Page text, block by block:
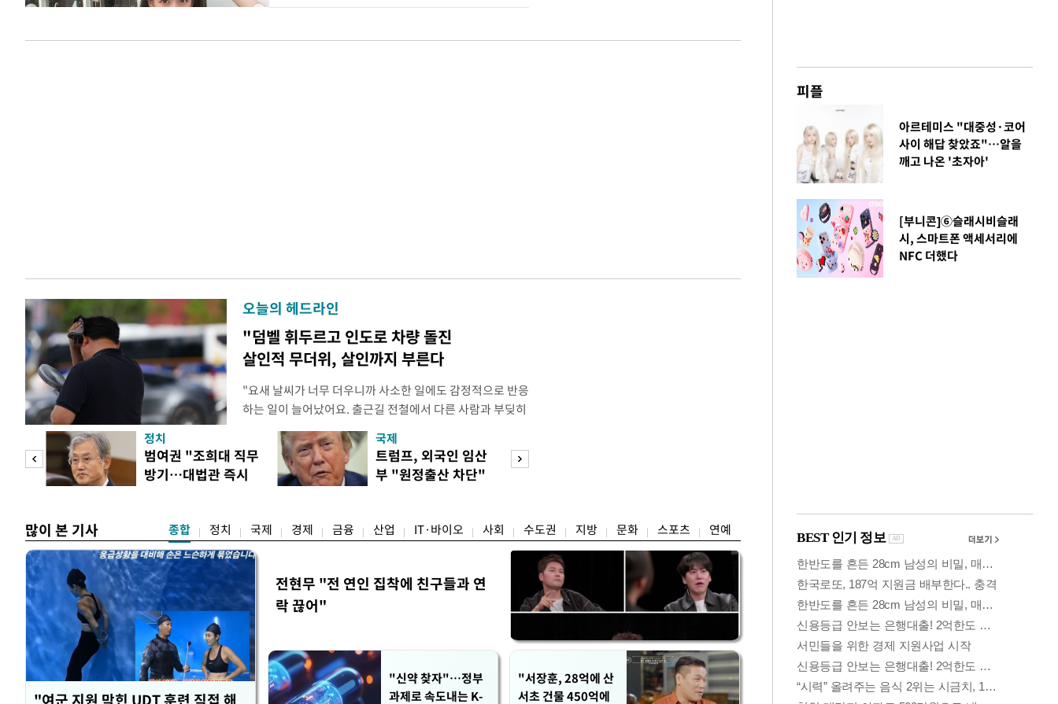
오늘의 헤드라인
"덤벨 휘두르고 인도로 차량 돌진
살인적 무더위, 살인까지 부른다
"요새 날씨가 너무 더우니까 사소한 일에도 감정적으로 반응
하는 일이 늘어났어요. 출근길 전철에서 다른 사람과 부딪히
거나, 누가 길을 막고 서 있으면 짜증이 확 올라오더라고요."
(40대 직장인 A씨) 유례없는 폭염이 이어지면서 사소한 자극
에도 쉽게 짜증을 내거나 감정적으로 반응하는 사람이 늘고
있다. 높은 기온과 습도가 불쾌감과 공격성을 높이는 데다
정치
범여권 "조희대 직무
방기…대법관 즉시
국제
트럼프, 외국인 임산
부 "원정출산 차단"
많이 본 기사 종합 정치 국제 경제 금융 산업 IT·바이오 사회 수도권 지방 문화 스포츠 연예
"여군 지원 막힌 UDT 훈련 직접 해
전현무 "전 연인 집착에 친구들과 연
락 끊어"
"신약 찾자"…정부
과제로 속도내는 K-
"서장훈, 28억에 산
서초 건물 450억에
피플
아르테미스 "대중성·코어
사이 해답 찾았죠"…알을
깨고 나온 '초자아'
[부니콘]⑥슬래시비슬래
시, 스마트폰 액세서리에
NFC 더했다